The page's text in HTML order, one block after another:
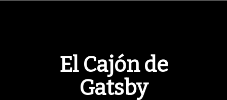
El Cajón de
Gatsby